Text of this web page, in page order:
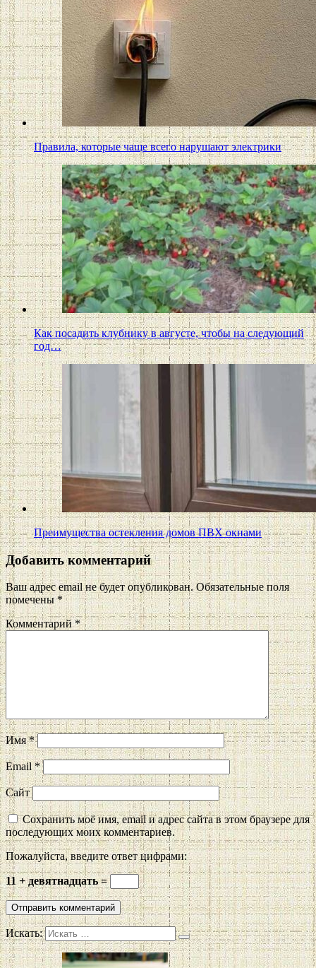
Правила, которые чаще всего нарушают электрики
Как посадить клубнику в августе, чтобы на следующий
год…
Преимущества остекления домов ПВХ окнами
Добавить комментарий
Ваш адрес email не будет опубликован. Обязательные поля
помечены*
Комментарий*
Имя*
Email *
Сайт
Сохранить моё имя, email и адрес сайта в этом браузере для
последующих моих комментариев.
Пожалуйста, введите ответ цифрами:
11 + девятнадцать =
Искать: